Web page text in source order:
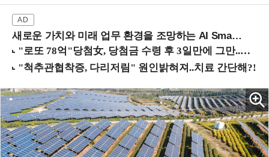
새로운 가치와 미래 업무 환경을 조망하는 AI Smart Work Summit 2026 (9/11 코엑스)